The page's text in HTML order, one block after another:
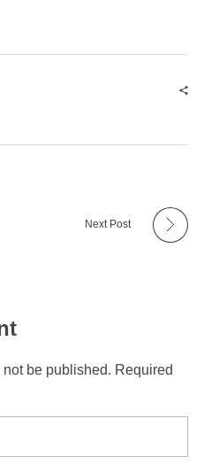
Next Post
be published. Required